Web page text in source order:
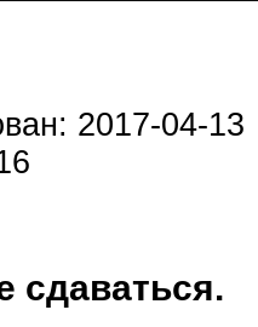
2017-04-13
сдаваться.